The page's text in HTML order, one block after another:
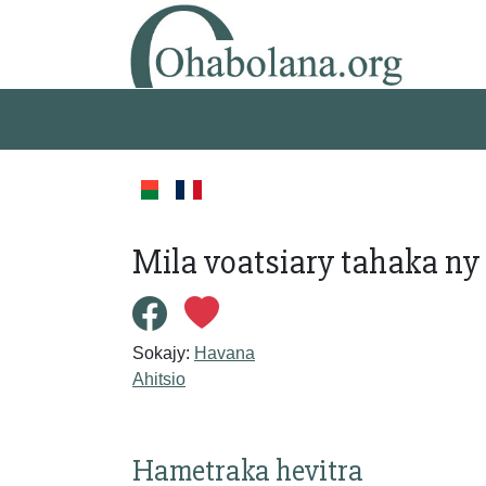
Mila voatsiary tahaka
Sokajy: Havana
Ahitsio
Hametraka hevitra